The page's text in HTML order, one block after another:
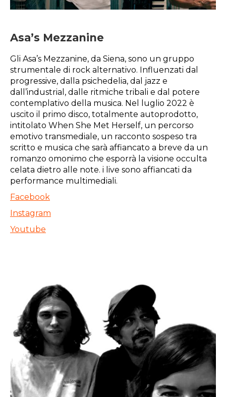
Asa’s Mezzanine
Gli Asa’s Mezzanine, da Siena, sono un gruppo
strumentale di rock alternativo. Influenzati dal
progressive, dalla psichedelia, dal jazz e
dall’industrial, dalle ritmiche tribali e dal potere
contemplativo della musica. Nel luglio 2022 è
uscito il primo disco, totalmente autoprodotto,
intitolato When She Met Herself, un percorso
emotivo transmediale, un racconto sospeso tra
scritto e musica che sarà affiancato a breve da un
romanzo omonimo che esporrà la visione occulta
celata dietro alle note. i live sono affiancati da
performance multimediali.
Facebook
Instagram
Youtube